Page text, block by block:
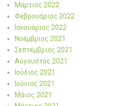
Μάρτιος 2022
Φεβρουάριος 2022
Ιανουάριος 2022
Νοέμβριος 2021
Σεπτέμβριος 2021
Αύγουστος 2021
Ιούλιος 2021
Ιούνιος 2021
Μάιος 2021